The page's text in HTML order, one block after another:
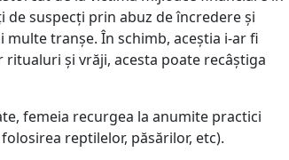
de suspecți prin abuz de încredere și
tranșe. În schimb, aceștia i-ar fi
și vrăji, acesta poate recâștiga
femeia recurgea la anumite practici
reptilelor, păsărilor, etc).